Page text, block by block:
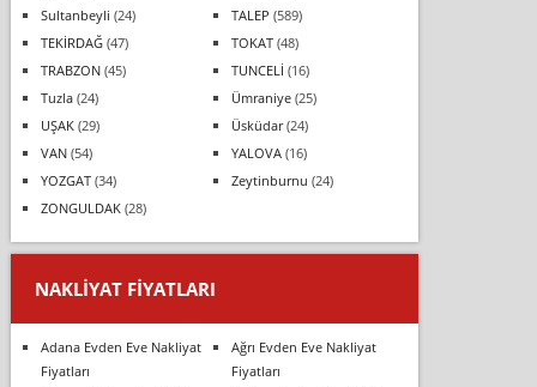
Sultanbeyli (24) TALEP (589)
TEKİRDAĞ(47) TOKAT(48)
TRABZON(45) TUNCELİ (16)
Tuzla(24) Ümraniye(25)
UŞAK(29) Üsküdar(24)
VAN(54) YALOVA(16)
YOZGAT(34) Zeytinburnu (24)
ZONGULDAK(28)
NAKLIYAT FIYATLARI
Adana Evden Eve Nakliyat
Fiyatları
Ağrı Evden Eve Nakliyat
Fiyatları